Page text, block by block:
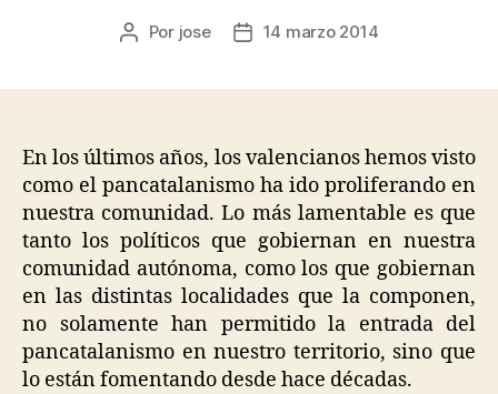
Por jose 14 marzo 2014
En los últimos años, los valencianos hemos visto
como el pancatalanismo ha ido proliferando en
nuestra comunidad. Lo más lamentable es que
tanto los políticos que gobiernan en nuestra
comunidad autónoma, como los que gobiernan
en las distintas localidades que la componen,
no solamente han permitido la entrada del
pancatalanismo en nuestro territorio, sino que
lo están fomentando desde hace décadas.